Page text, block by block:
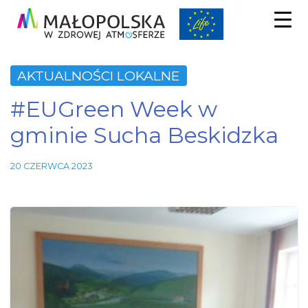
AKTUALNOŚCI LOKALNE
#EUGreen Week w
gminie Sucha Beskidzka
20 CZERWCA 2023
Te pliki
są
Są